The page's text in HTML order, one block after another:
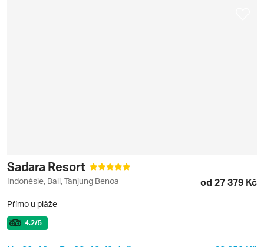
Sadara Resort
Indonésie, Bali, Tanjung Benoa od 27 379 Kč
Přímo u pláže
4.2/5